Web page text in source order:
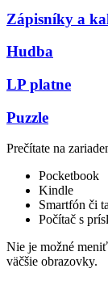
Zápisníky a
Hudba
LP platne
Puzzle
Prečítate na
Pocketbook
Kindle
Smartfón či
Počítač s
Nie je možné
väčšie obrazovky.